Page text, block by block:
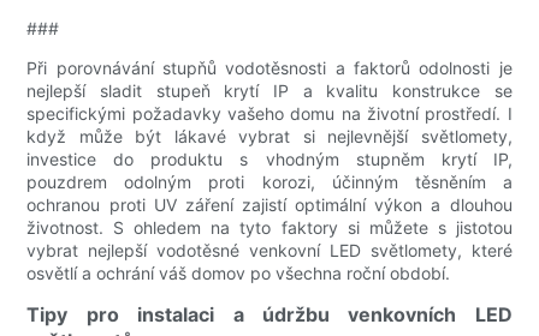
###
Při porovnávání stupňů vodotěsnosti a faktorů odolnosti je
nejlepší sladit stupeň krytí IP a kvalitu konstrukce se
specifickými požadavky vašeho domu na životní prostředí. I
když může být lákavé vybrat si nejlevnější světlomety,
investice do produktu s vhodným stupněm krytí IP,
pouzdrem odolným proti korozi, účinným těsněním a
ochranou proti UV záření zajistí optimální výkon a dlouhou
životnost. S ohledem na tyto faktory si můžete s jistotou
vybrat nejlepší vodotěsné venkovní LED světlomety, které
osvětlí a ochrání váš domov po všechna roční období.
Tipy pro instalaci a údržbu venkovních LED